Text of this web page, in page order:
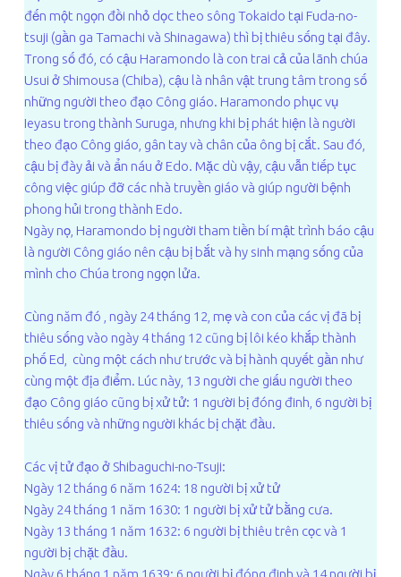
đến một ngọn đồi nhỏ dọc theo sông Tokaido tại Fuda-no-
tsuji (gần ga Tamachi và Shinagawa) thì bị thiêu sống tại đây.
Trong số đó, có cậu Haramondo là con trai cả của lãnh chúa
Usui ở Shimousa (Chiba), cậu là nhân vật trung tâm trong số
những người theo đạo Công giáo. Haramondo phục vụ
Ieyasu trong thành Suruga, nhưng khi bị phát hiện là người
theo đạo Công giáo, gân tay và chân của ông bị cắt. Sau đó,
cậu bị đày ải và ẩn náu ở Edo. Mặc dù vậy, cậu vẫn tiếp tục
công việc giúp đỡ các nhà truyền giáo và giúp người bệnh
phong hủi trong thành Edo.
Ngày nọ, Haramondo bị người tham tiền bí mật trình báo cậu
là người Công giáo nên cậu bị bắt và hy sinh mạng sống của
mình cho Chúa trong ngọn lửa.
Cùng năm đó , ngày 24 tháng 12, mẹ và con của các vị đã bị
thiêu sống vào ngày 4 tháng 12 cũng bị lôi kéo khắp thành
phố Ed, cùng một cách như trước và bị hành quyết gần như
cùng một địa điểm. Lúc này, 13 người che giấu người theo
đạo Công giáo cũng bị xử tử: 1 người bị đóng đinh, 6 người bị
thiêu sống và những người khác bị chặt đầu.
Các vị tử đạo ở Shibaguchi-no-Tsuji:
Ngày 12 tháng 6 năm 1624: 18 người bị xử tử
Ngày 24 tháng 1 năm 1630: 1 người bị xử tử bằng cưa.
Ngày 13 tháng 1 năm 1632: 6 người bị thiêu trên cọc và 1
người bị chặt đầu.